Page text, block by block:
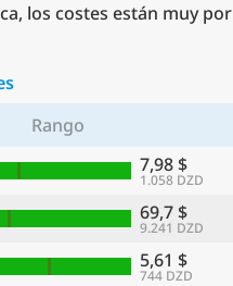
los costes están muy por
Rango
7,98 $
1.058 DZD
69,7 $
9.241 DZD
5,61 $
744 DZD